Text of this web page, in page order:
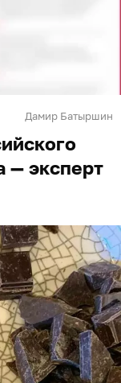
Дамир Батыршин
— эксперт